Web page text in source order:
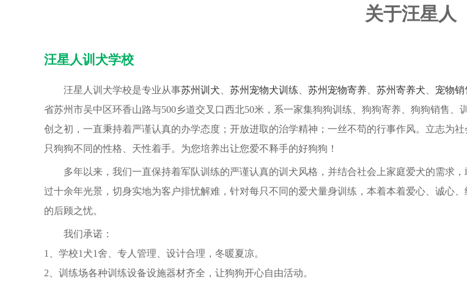
关于汪星人
汪星人训犬学校
汪星人训犬学校是专业从事苏州训犬 苏州宠物犬训练 苏州宠物寄养 苏州寄养犬 宠物销
省苏州市吴中区环香山路与500乡道交叉口西北50米，系一家集狗狗训练、狗狗寄养、狗狗销售
创之初，一直秉持着严谨认真的办学态度；开放进取的治学精神；一丝不苟的行事作风。立志为
只狗狗不同的性格、天性着手。为您培养出让您爱不释手的好狗狗！
多年以来，我们一直保持着军队训练的严谨认真的训犬风格，并结合社会上家庭爱犬的需求
过十余年光景，切身实地为客户排忧解难，针对每只不同的爱犬量身训练，本着本着爱心、诚心
的后顾之忧。
我们承诺：
1、学校1犬1舍、专人管理、设计合理，冬暖夏凉。
2、训练场各种训练设备设施器材齐全，让狗狗开心自由活动。